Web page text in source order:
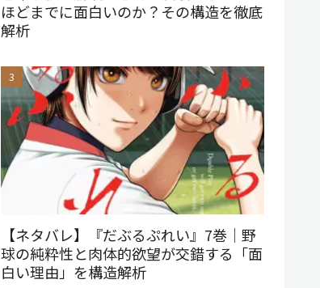
ほどまでに面白いのか？その構造を徹底
解析
【ネタバレ】『だぶるぷれい』7巻｜野
球の純粋性と肉体的欲望が交錯する「面
白い理由」を構造解析